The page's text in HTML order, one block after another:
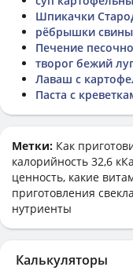
Шпикачки
рёбрышки
Печение
творог бежий
Лаваш с
Паста с
Метки: Как
калорийность 32,6
ценность, какие
приготовления
нутриенты
Калькуляторы